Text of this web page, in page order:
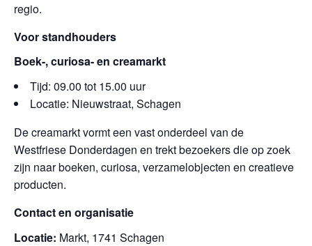
regio.
Voor standhouders
Boek-, curiosa- en creamarkt
Tijd: 09.00 tot 15.00 uur
Locatie: Nieuwstraat, Schagen
De creamarkt vormt een vast onderdeel van de
Westfriese Donderdagen en trekt bezoekers die op zoek
zijn naar boeken, curiosa, verzamelobjecten en creatieve
producten.
Contact en organisatie
Locatie: Markt, 1741 Schagen